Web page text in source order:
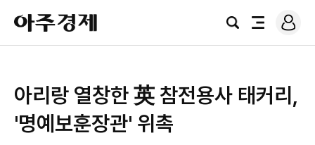
아
주
경
검
전
로
그
​아리랑 열창한 英 참전용사 태커리,
'명예보훈장관' 위촉